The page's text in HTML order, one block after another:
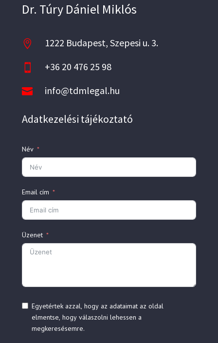
Dr. Túry Dániel Miklós
 1222 Budapest, Szepesi u. 3.
 +36 20 476 25 98
 info@tdmlegal.hu
Adatkezelési tájékoztató
Név
Email cím
Üzenet
Egyetértek azzal, hogy az adataimat az oldal
elmentse, hogy válaszolni lehessen a
megkeresésemre.